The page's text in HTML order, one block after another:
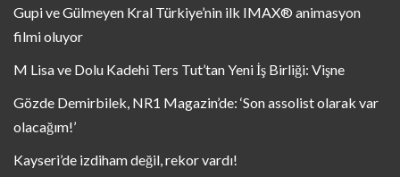
Gupi ve Gülmeyen Kral Türkiye’nin ilk IMAX® animasyon
filmi oluyor
M Lisa ve Dolu Kadehi Ters Tut’tan Yeni İş Birliği: Vişne
Gözde Demirbilek, NR1 Magazin’de: ‘Son assolist olarak var
olacağım!’
Kayseri’de izdiham değil, rekor vardı!